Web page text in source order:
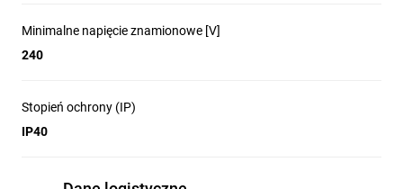
Minimalne napięcie znamionowe [V]
240
Stopień ochrony (IP)
IP40